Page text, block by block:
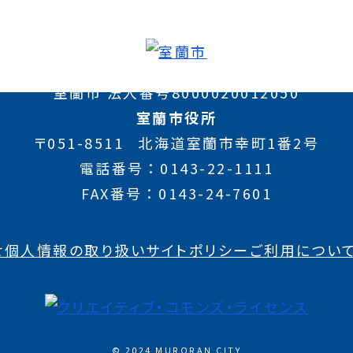
室蘭市 法人番号8000020012050
室蘭市役所
〒051-8511
北海道室蘭市幸町1番2号
電話番号
0143-22-1111
FAX番号
0143-24-7601
個人情報の取り扱いサイトポリシーご利用について
© 2024 MURORAN CITY